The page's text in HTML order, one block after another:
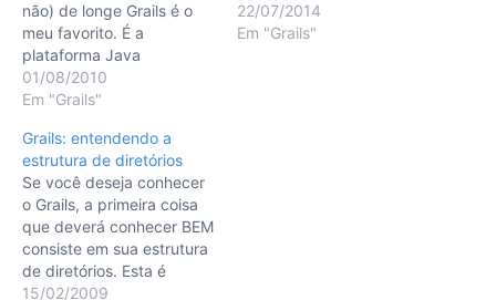
não) de longe Grails é o
meu favorito. É a
plataforma Java
Enterprise Edition como
sempre deveria ter sido:
usar e sem burocracia.
Mas sabe de uma coisa?
Adoro um
Grails "mutilado"! Eu sei:
soa estranho, mas…
01/08/2010
Em "Grails"
22/07/2014
Em "Grails"
Grails: entendendo a
estrutura de diretórios
Se você deseja conhecer
o Grails, a primeira coisa
que deverá conhecer BEM
consiste em sua estrutura
de diretórios. Esta é
criada após a execução
15/02/2009